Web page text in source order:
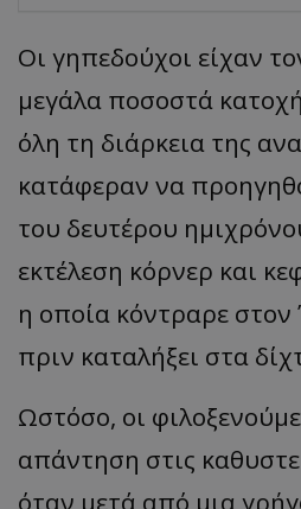
Οι γηπεδούχοι είχαν
μεγάλα ποσοστά
όλη τη διάρκεια της
κατάφεραν να
του δευτέρου
εκτέλεση κόρνερ και
η οποία κόντραρε στον
πριν καταλήξει στα
Ωστόσο, οι
απάντηση στις